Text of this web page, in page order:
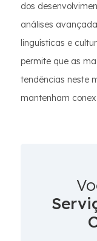
dos
análises
linguísticas e
permite que as
tendências neste
mantenham